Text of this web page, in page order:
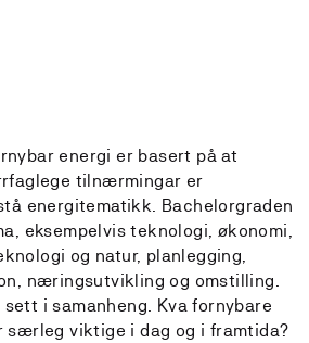
energi er basert på at
tilnærmingar er
energitematikk. Bachelorgraden
eksempelvis teknologi, økonomi,
og natur, planlegging,
næringsutvikling og omstilling.
i samanheng. Kva fornybare
særleg viktige i dag og i framtida?